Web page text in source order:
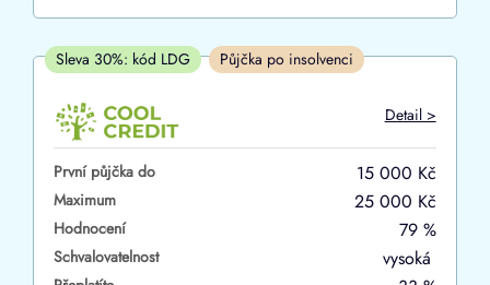
V hotovosti
ano
Sleva 30%: kód LDG Půjčka po insolvenci
Detail >
První půjčka do 15 000 Kč
Maximum 25 000 Kč
Hodnocení 79 %
Schvalovatelnost vysoká